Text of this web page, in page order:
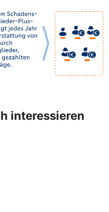
interessieren